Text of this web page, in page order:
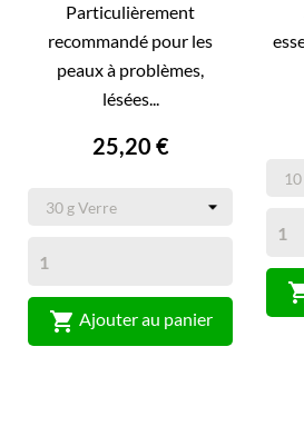
Particulièrement
recommandé pour les
peaux à problèmes,
lésées...
25,20 €
 Ajouter au panier